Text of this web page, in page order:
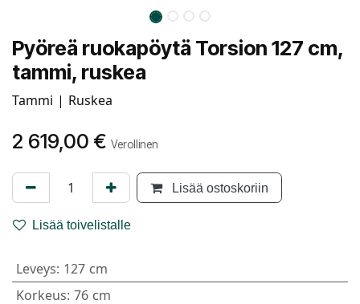
Pyöreä ruokapöytä Torsion 127 cm,
tammi, ruskea
Tammi | Ruskea
2 619,00 € Verollinen
Lisää ostoskoriin
Lisää toivelistalle
Leveys: 127 cm
Korkeus: 76 cm